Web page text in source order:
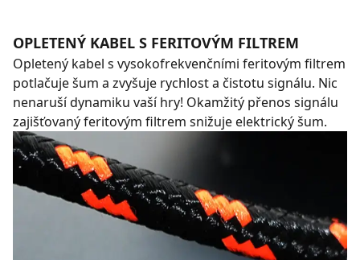
OPLETENÝ KABEL S FERITOVÝM FILTREM
Opletený kabel s vysokofrekvenčními feritovým filtrem
potlačuje šum a zvyšuje rychlost a čistotu signálu. Nic
nenaruší dynamiku vaší hry! Okamžitý přenos signálu
zajišťovaný feritovým filtrem snižuje elektrický šum.